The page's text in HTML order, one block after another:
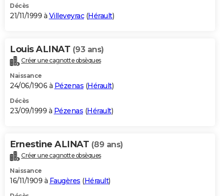
Décès
21/11/1999 à Villeveyrac(Hérault)
Louis ALINAT (93 ans)
Créer une cagnotte obsèques
Naissance
24/06/1906 à Pézenas (Hérault)
Décès
23/09/1999 à Pézenas (Hérault)
Ernestine ALINAT (89 ans)
Créer une cagnotte obsèques
Naissance
16/11/1909 à Faugères (Hérault)